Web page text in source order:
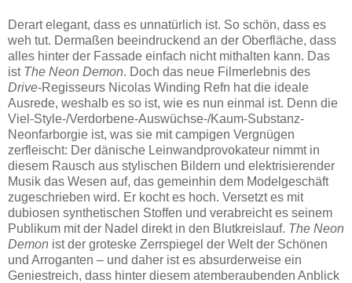
Derart elegant, dass es unnatürlich ist. So schön, dass es
weh tut. Dermaßen beeindruckend an der Oberfläche, dass
alles hinter der Fassade einfach nicht mithalten kann. Das
ist The Neon Demon. Doch das neue Filmerlebnis des
Drive-Regisseurs Nicolas Winding Refn hat die ideale
Ausrede, weshalb es so ist, wie es nun einmal ist. Denn die
Viel-Style-/Verdorbene-Auswüchse-/Kaum-Substanz-
Neonfarborgie ist, was sie mit campigen Vergnügen
zerfleischt: Der dänische Leinwandprovokateur nimmt in
diesem Rausch aus stylischen Bildern und elektrisierender
Musik das Wesen auf, das gemeinhin dem Modelgeschäft
zugeschrieben wird. Er kocht es hoch. Versetzt es mit
dubiosen synthetischen Stoffen und verabreicht es seinem
Publikum mit der Nadel direkt in den Blutkreislauf. The Neon
Demon ist der groteske Zerrspiegel der Welt der Schönen
und Arroganten – und daher ist es absurderweise ein
Geniestreich, dass hinter diesem atemberaubenden Anblick